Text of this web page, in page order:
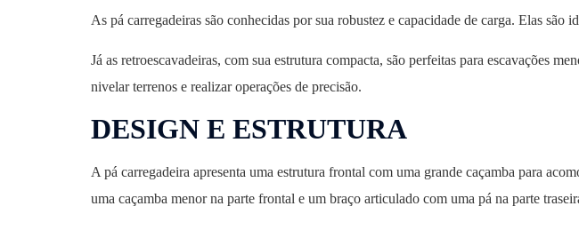
As pá carregadeiras são conhecidas por sua robustez e capacidade de carga. Elas
Já as retroescavadeiras, com sua estrutura compacta, são perfeitas para escavações
nivelar terrenos e realizar operações de precisão.
DESIGN E ESTRUTURA
A pá carregadeira apresenta uma estrutura frontal com uma grande caçamba para
uma caçamba menor na parte frontal e um braço articulado com uma pá na parte